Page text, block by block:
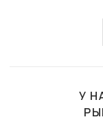
У